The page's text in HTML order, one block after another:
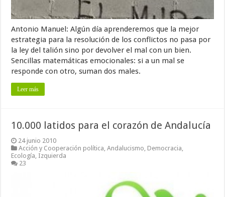
Antonio Manuel: Algún día aprenderemos que la mejor
estrategia para la resolución de los conflictos no pasa por
la ley del talión sino por devolver el mal con un bien.
Sencillas matemáticas emocionales: si a un mal se
responde con otro, suman dos males.
Leer más
10.000 latidos para el corazón de Andalucía
24 junio 2010
Acción y Cooperación política ,Andalucismo Democracia
Ecología Izquierda
23